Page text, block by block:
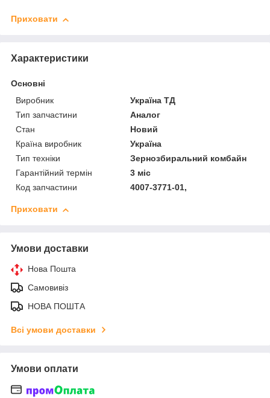
Приховати
Характеристики
Основні
Виробник
Україна ТД
Тип запчастини
Аналог
Стан
Новий
Країна виробник
Україна
Тип техніки
Зернозбиральний комбайн
Гарантійний термін
3 міс
Код запчастини
4007-3771-01,
Приховати
Умови доставки
Нова Пошта
Самовивіз
НОВА ПОШТА
Всі умови доставки
Умови оплати